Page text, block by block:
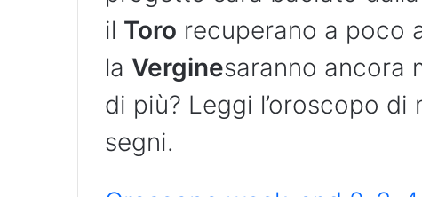
il Toro recuperano a poco
la Verginesaranno ancora
di più? Leggi l’oroscopo
segni.